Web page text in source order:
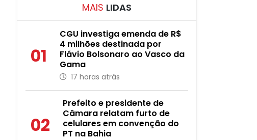
MAIS LIDAS
01
CGU investiga emenda de R$
4 milhões destinada por
Flávio Bolsonaro ao Vasco da
Gama
17 horas atrás
02
Prefeito e presidente de
Câmara relatam furto de
celulares em convenção do
PT na Bahia